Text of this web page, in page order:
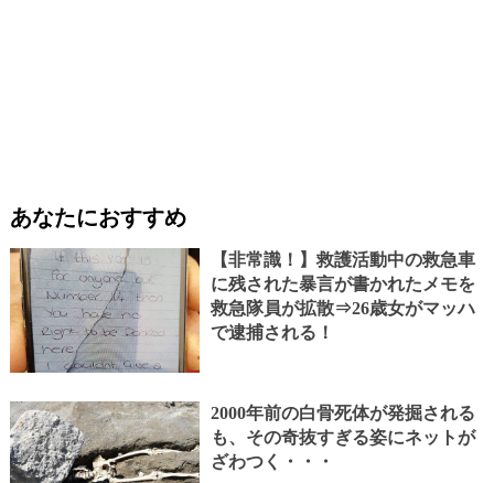
あなたにおすすめ
【非常識！】救護活動中の救急車
に残された暴言が書かれたメモを
救急隊員が拡散⇒26歳女がマッハ
で逮捕される！
2000年前の白骨死体が発掘される
も、その奇抜すぎる姿にネットが
ざわつく・・・